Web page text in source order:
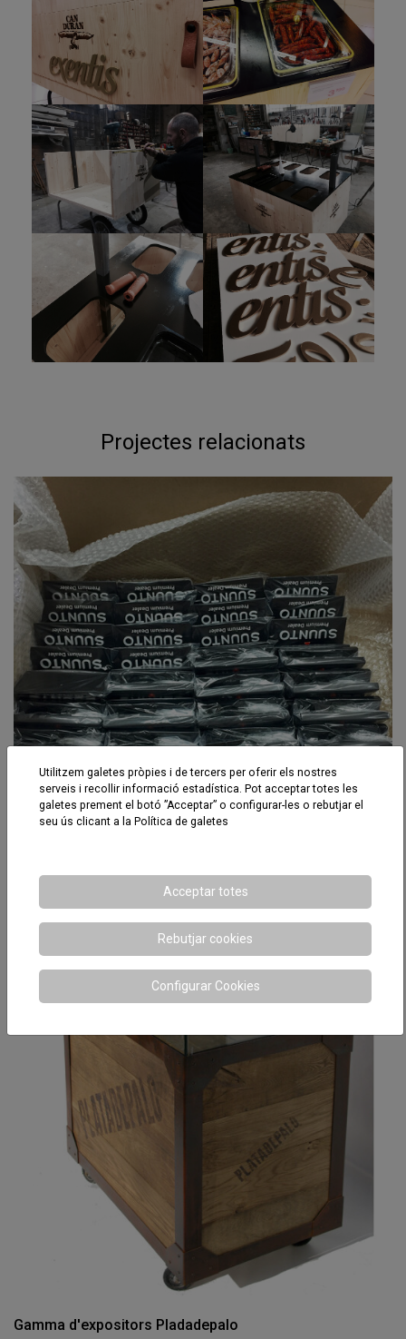
Projectes relacionats
Suunto
Gamma d'expositors Pladadepalo
Utilitzem galetes pròpies i de tercers per oferir els nostres
serveis i recollir informació estadística. Pot acceptar totes les
galetes prement el botó ”Acceptar” o configurar-les o rebutjar el
seu ús clicant a la Política de galetes
Acceptar totes
Rebutjar cookies
Configurar Cookies